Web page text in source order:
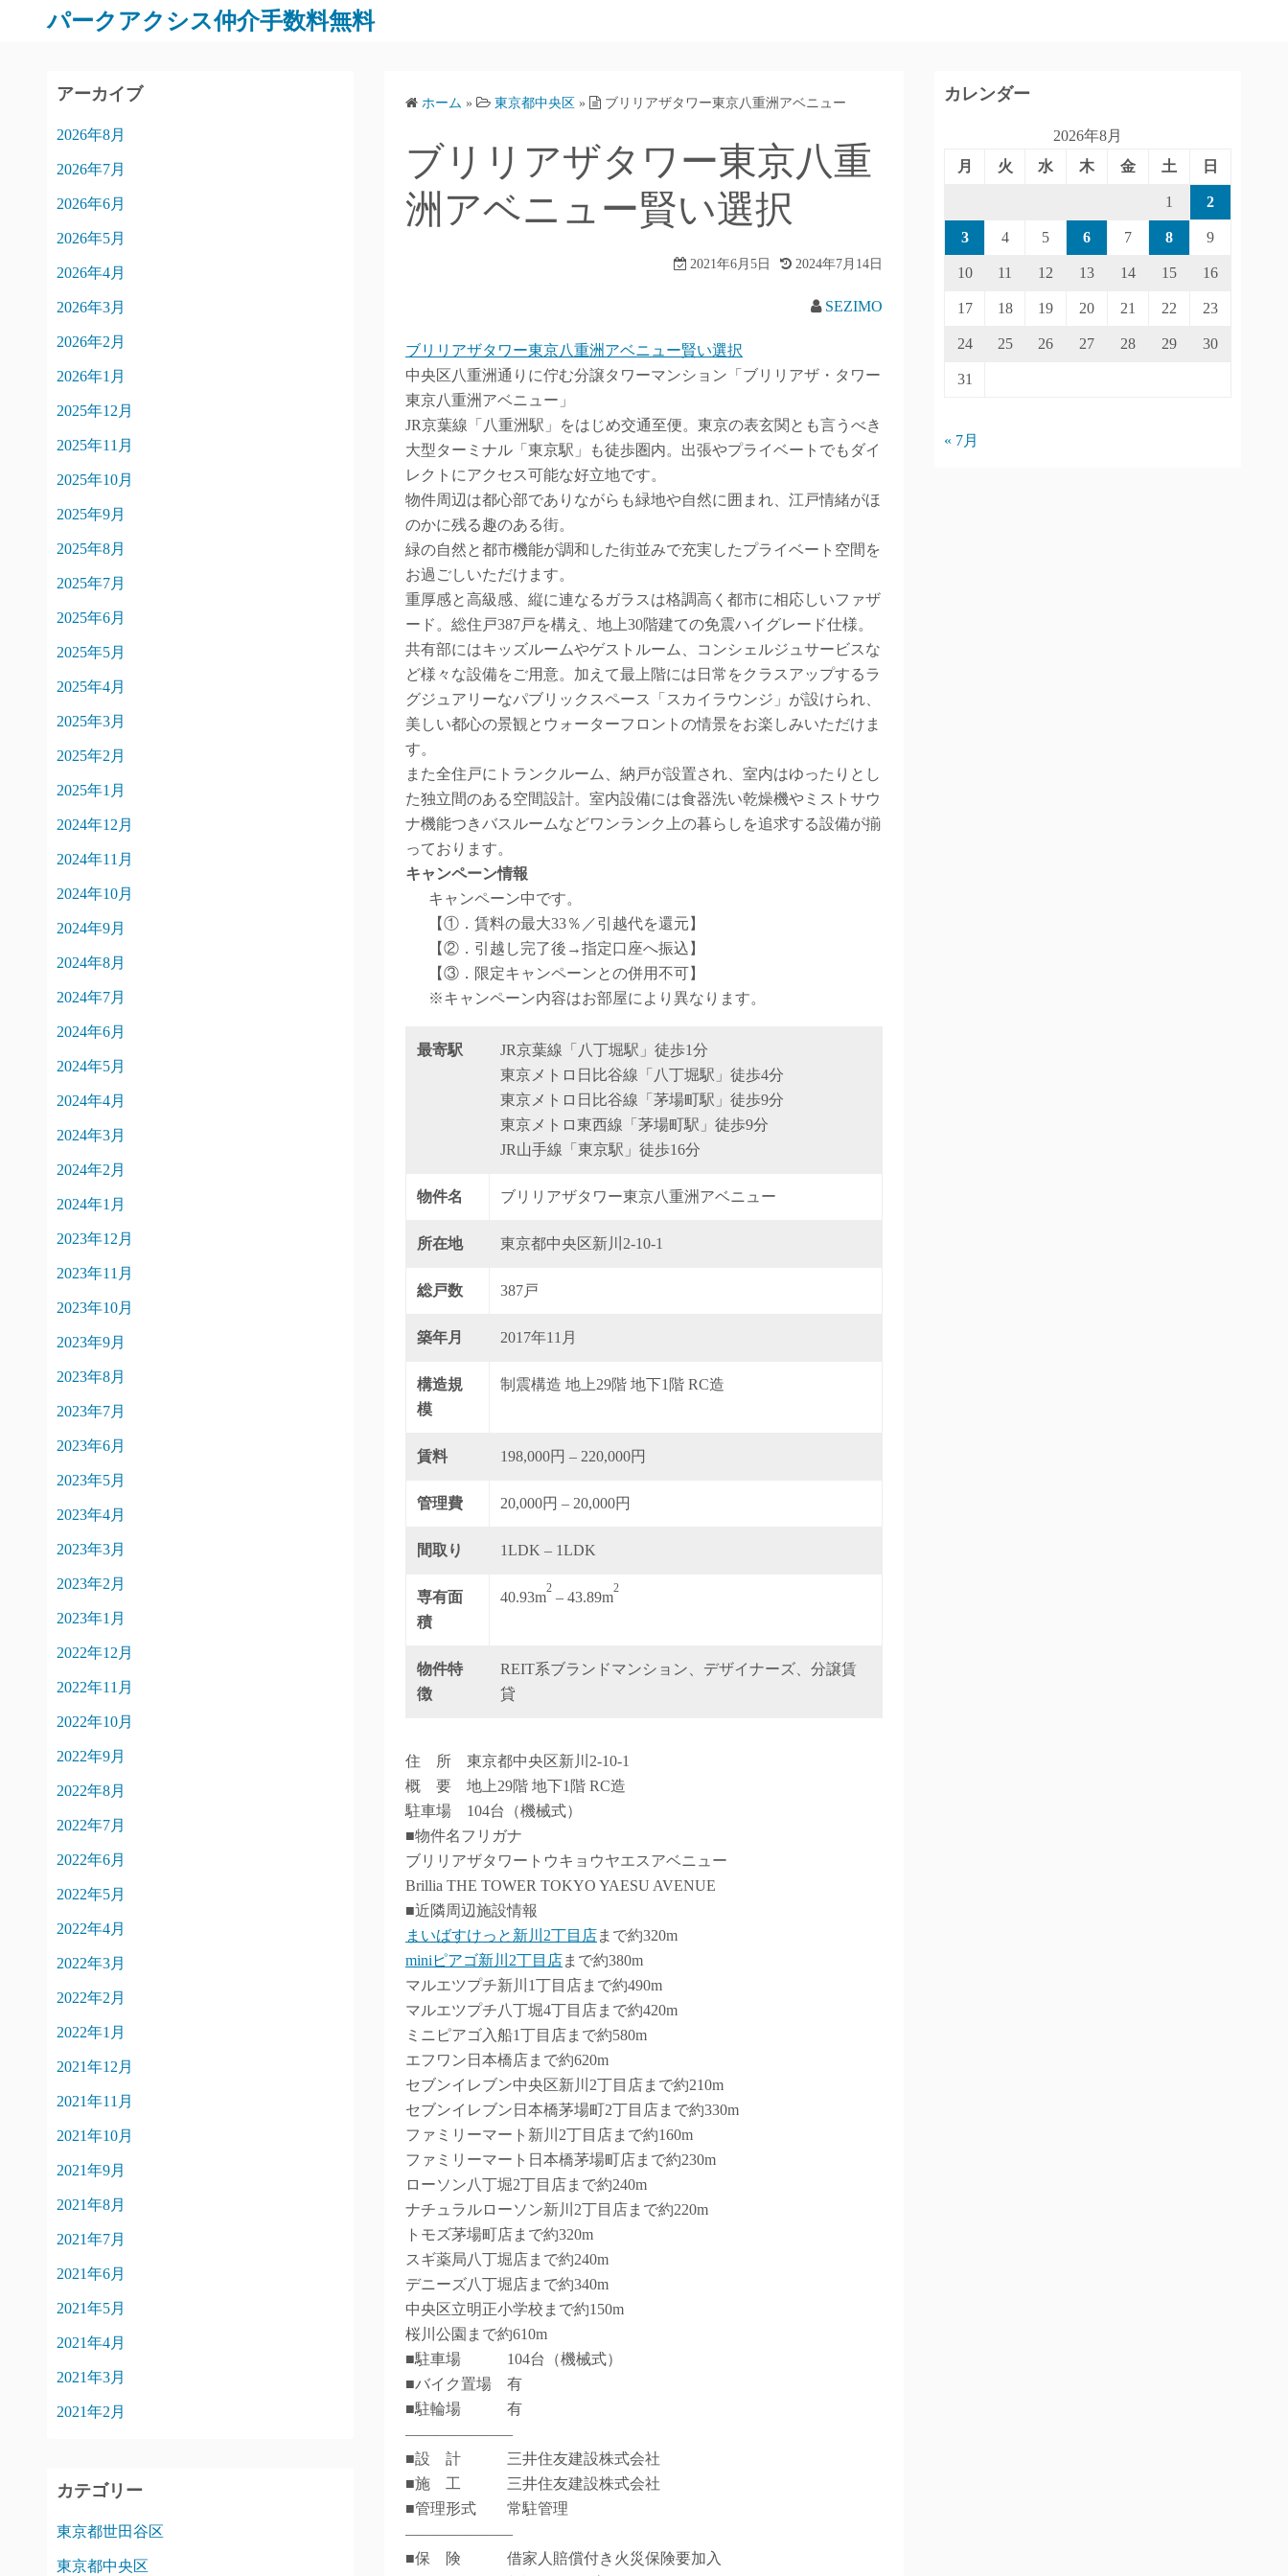
パークアクシス仲介手数料無料
ホーム » 東京都中央区 » ブリリアザタワー東京八重洲アベニュー
ブリリアザタワー東京八重
洲アベニュー賢い選択
2021年6月5日 2024年7月14日
SEZIMO
ブリリアザタワー東京八重洲アベニュー賢い選択
中央区八重洲通りに佇む分譲タワーマンション「ブリリアザ・タワー
東京八重洲アベニュー」
JR京葉線「八重洲駅」をはじめ交通至便。東京の表玄関とも言うべき
大型ターミナル「東京駅」も徒歩圏内。出張やプライベートでもダイ
レクトにアクセス可能な好立地です。
物件周辺は都心部でありながらも緑地や自然に囲まれ、江戸情緒がほ
のかに残る趣のある街。
緑の自然と都市機能が調和した街並みで充実したプライベート空間を
お過ごしいただけます。
重厚感と高級感、縦に連なるガラスは格調高く都市に相応しいファザ
ード。総住戸387戸を構え、地上30階建ての免震ハイグレード仕様。
共有部にはキッズルームやゲストルーム、コンシェルジュサービスな
ど様々な設備をご用意。加えて最上階には日常をクラスアップするラ
グジュアリーなパブリックスペース「スカイラウンジ」が設けられ、
美しい都心の景観とウォーターフロントの情景をお楽しみいただけま
す。
また全住戸にトランクルーム、納戸が設置され、室内はゆったりとし
た独立間のある空間設計。室内設備には食器洗い乾燥機やミストサウ
ナ機能つきバスルームなどワンランク上の暮らしを追求する設備が揃
っております。
キャンペーン情報
キャンペーン中です。
【①．賃料の最大33％／引越代を還元】
【②．引越し完了後→指定口座へ振込】
【③．限定キャンペーンとの併用不可】
※キャンペーン内容はお部屋により異なります。
最寄駅
JR京葉線「八丁堀駅」徒歩1分
東京メトロ日比谷線「八丁堀駅」徒歩4分
東京メトロ日比谷線「茅場町駅」徒歩9分
東京メトロ東西線「茅場町駅」徒歩9分
JR山手線「東京駅」徒歩16分
物件名 ブリリアザタワー東京八重洲アベニュー
所在地 東京都中央区新川2-10-1
総戸数 387戸
築年月 2017年11月
構造規
模
制震構造 地上29階 地下1階 RC造
賃料 198,000円 – 220,000円
管理費 20,000円 – 20,000円
間取り 1LDK – 1LDK
専有面
積
40.93m
2
– 43.89m
2
物件特
徴
REIT系ブランドマンション、デザイナーズ、分譲賃
貸
住 所 東京都中央区新川2-10-1
概 要 地上29階 地下1階 RC造
駐車場 104台（機械式）
■物件名フリガナ
ブリリアザタワートウキョウヤエスアベニュー
Brillia THE TOWER TOKYO YAESU AVENUE
■近隣周辺施設情報
まいばすけっと新川2丁目店まで約320m
miniピアゴ新川2丁目店まで約380m
マルエツプチ新川1丁目店まで約490m
マルエツプチ八丁堀4丁目店まで約420m
ミニピアゴ入船1丁目店まで約580m
エフワン日本橋店まで約620m
セブンイレブン中央区新川2丁目店まで約210m
セブンイレブン日本橋茅場町2丁目店まで約330m
ファミリーマート新川2丁目店まで約160m
ファミリーマート日本橋茅場町店まで約230m
ローソン八丁堀2丁目店まで約240m
ナチュラルローソン新川2丁目店まで約220m
トモズ茅場町店まで約320m
スギ薬局八丁堀店まで約240m
デニーズ八丁堀店まで約340m
中央区立明正小学校まで約150m
桜川公園まで約610m
■駐車場 104台（機械式）
■バイク置場 有
■駐輪場 有
―――――――
■設 計 三井住友建設株式会社
■施 工 三井住友建設株式会社
■管理形式 常駐管理
―――――――
■保 険 借家人賠償付き火災保険要加入
アーカイブ
2026年8月
2026年7月
2026年6月
2026年5月
2026年4月
2026年3月
2026年2月
2026年1月
2025年12月
2025年11月
2025年10月
2025年9月
2025年8月
2025年7月
2025年6月
2025年5月
2025年4月
2025年3月
2025年2月
2025年1月
2024年12月
2024年11月
2024年10月
2024年9月
2024年8月
2024年7月
2024年6月
2024年5月
2024年4月
2024年3月
2024年2月
2024年1月
2023年12月
2023年11月
2023年10月
2023年9月
2023年8月
2023年7月
2023年6月
2023年5月
2023年4月
2023年3月
2023年2月
2023年1月
2022年12月
2022年11月
2022年10月
2022年9月
2022年8月
2022年7月
2022年6月
2022年5月
2022年4月
2022年3月
2022年2月
2022年1月
2021年12月
2021年11月
2021年10月
2021年9月
2021年8月
2021年7月
2021年6月
2021年5月
2021年4月
2021年3月
2021年2月
カテゴリー
東京都世田谷区
東京都中央区
カレンダー
2026年8月
月
火 水 木 金 土 日
1 2
3 4 5 6 7 8 9
10 11 12 13 14 15 16
17 18 19 20 21 22 23
24 25 26 27 28 29 30
31
« 7月